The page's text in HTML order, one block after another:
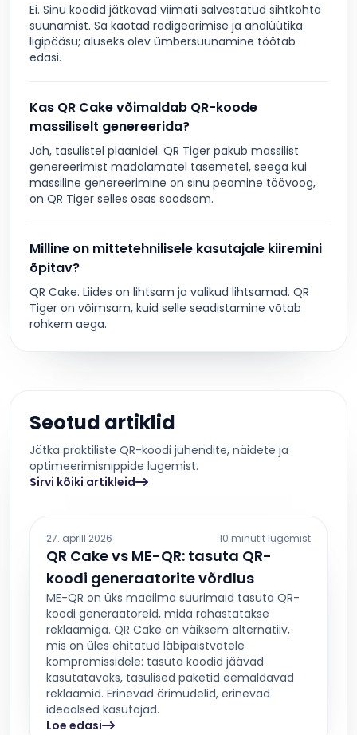
Ei. Sinu koodid jätkavad viimati salvestatud sihtkohta
suunamist. Sa kaotad redigeerimise ja analüütika
ligipääsu; aluseks olev ümbersuunamine töötab
edasi.
Kas QR Cake võimaldab QR-koode
massiliselt genereerida?
Jah, tasulistel plaanidel. QR Tiger pakub massilist
genereerimist madalamatel tasemetel, seega kui
massiline genereerimine on sinu peamine töövoog,
on QR Tiger selles osas soodsam.
Milline on mittetehnilisele kasutajale kiiremini
õpitav?
QR Cake. Liides on lihtsam ja valikud lihtsamad. QR
Tiger on võimsam, kuid selle seadistamine võtab
rohkem aega.
Seotud artiklid
Jätka praktiliste QR-koodi juhendite, näidete ja
optimeerimisnippide lugemist.
Sirvi kõiki artikleid
27. aprill 2026 10 minutit lugemist
QR Cake vs ME-QR: tasuta QR-
koodi generaatorite võrdlus
ME-QR on üks maailma suurimaid tasuta QR-
koodi generaatoreid, mida rahastatakse
reklaamiga. QR Cake on väiksem alternatiiv,
mis on üles ehitatud läbipaistvatele
kompromissidele: tasuta koodid jäävad
kasutatavaks, tasulised paketid eemaldavad
reklaamid. Erinevad ärimudelid, erinevad
ideaalsed kasutajad.
Loe edasi